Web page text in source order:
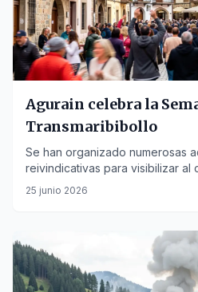
Agurain celebra la
Transmaribibollo
Se han organizado numerosas
reivindicativas para visibilizar al
igualdad.
25 junio 2026